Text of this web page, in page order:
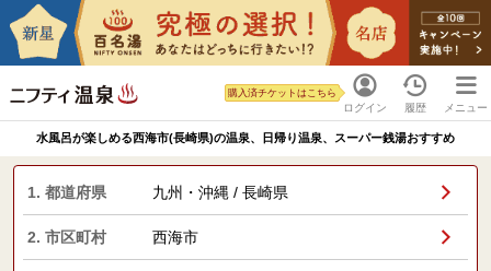
ログイン
購入済チケットはこちら
履歴 メニュー
水風呂が楽しめる西海市(長崎県)の温泉、日帰り温泉、スーパー銭湯おすすめ
1. 都道府県 九州・沖縄 / 長崎県
2. 市区町村 西海市